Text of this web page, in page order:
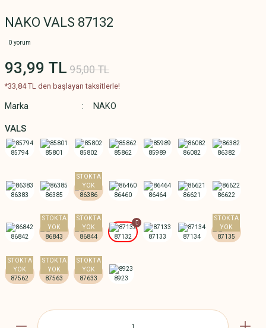
NAKO VALS 87132
0 yorum
93,99 TL 95,00 TL
*33,84 TL den başlayan taksitlerle!
Marka NAKO
VALS